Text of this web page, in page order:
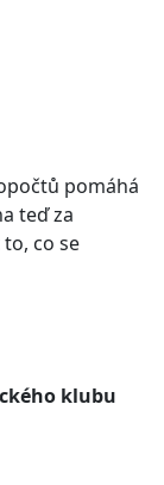
pomáhá
teď za
co se
klubu